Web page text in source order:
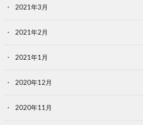
2021年3月
2021年2月
2021年1月
2020年12月
2020年11月